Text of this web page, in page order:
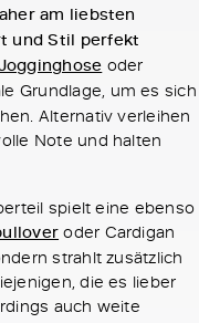
am liebsten
und Stil perfekt
oder
Grundlage, um es sich
Alternativ verleihen
Note und halten
spielt eine ebenso
oder Cardigan
strahlt zusätzlich
die es lieber
auch weite